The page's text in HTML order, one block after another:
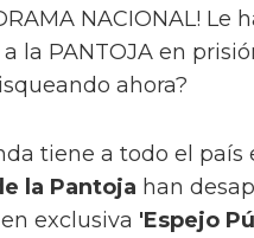
NACIONAL! Le
a la PANTOJA en
ahora?
tiene a todo el país
la Pantoja han
exclusiva 'Espejo